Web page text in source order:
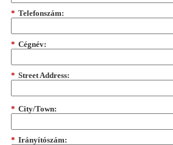
* Telefonszám:
* Cégnév:
* Street Address:
* City/Town:
* Irányítószám: